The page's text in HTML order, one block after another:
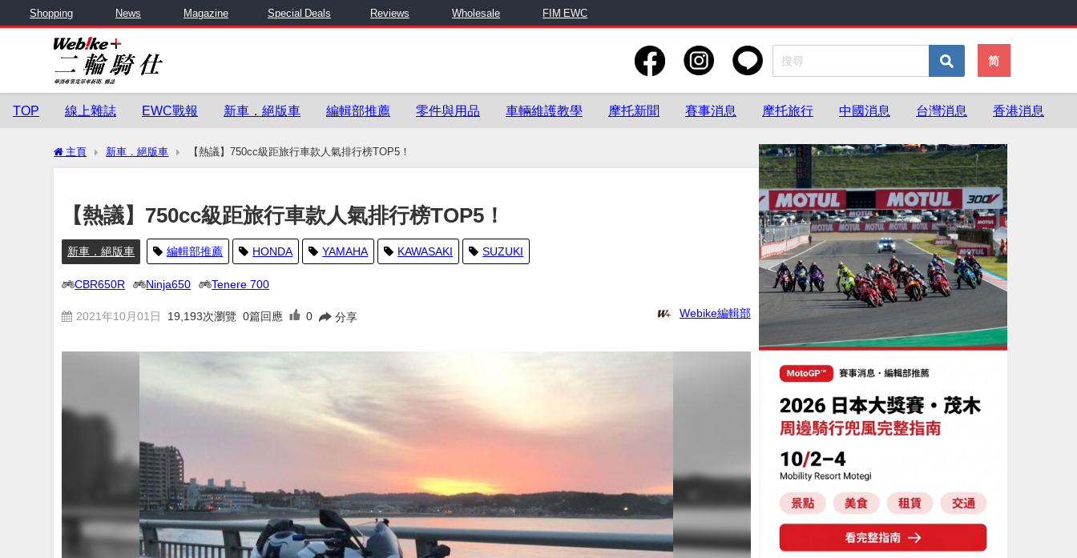
Shopping News Magazine Special Deals Reviews Wholesale FIM EWC
简
TOP 線上雜誌 EWC戰報 新車．絕版車 編輯部推薦 零件與用品 車輛維護教學 摩托新聞 賽事消息 摩托旅行 中國消息 台灣消息 香港消息
主頁 新車．絕版車 【熱議】750cc級距旅行車款人氣排行榜TOP5！
【熱議】750cc級距旅行車款人氣排行榜TOP5！
新車．絕版車 編輯部推薦 HONDA YAMAHA KAWASAKI SUZUKI
CBR650R Ninja650 Tenere 700
2021年10月01日 19,193次瀏覽 0篇回應 0 分享 Webike編輯部